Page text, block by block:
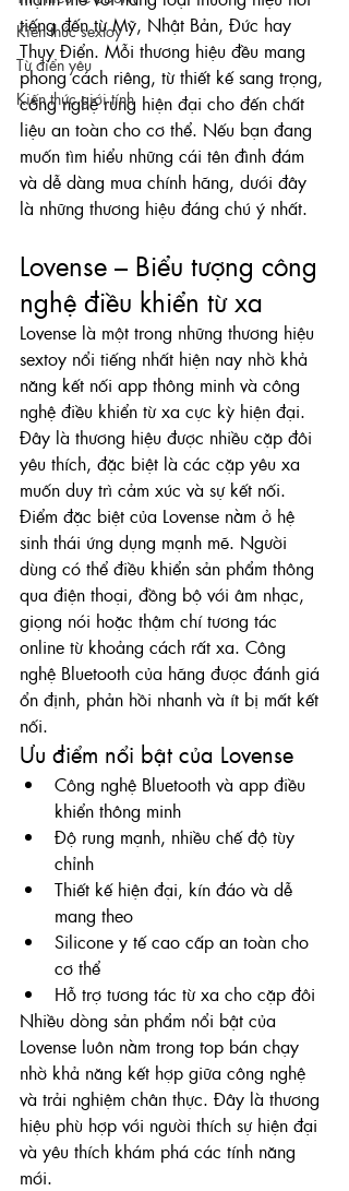
Kiến thức sextoy
Từ điển yêu
Kiến thức giới tính
tiếng đến từ Mỹ, Nhật Bản, Đức hay
Thụy Điển. Mỗi thương hiệu đều mang
phong cách riêng, từ thiết kế sang trọng,
công nghệ rung hiện đại cho đến chất
liệu an toàn cho cơ thể. Nếu bạn đang
muốn tìm hiểu những cái tên đình đám
và dễ dàng mua chính hãng, dưới đây
là những thương hiệu đáng chú ý nhất.
Lovense – Biểu tượng công
nghệ điều khiển từ xa
Lovense là một trong những thương hiệu
sextoy nổi tiếng nhất hiện nay nhờ khả
năng kết nối app thông minh và công
nghệ điều khiển từ xa cực kỳ hiện đại.
Đây là thương hiệu được nhiều cặp đôi
yêu thích, đặc biệt là các cặp yêu xa
muốn duy trì cảm xúc và sự kết nối.
Điểm đặc biệt của Lovense nằm ở hệ
sinh thái ứng dụng mạnh mẽ. Người
dùng có thể điều khiển sản phẩm thông
qua điện thoại, đồng bộ với âm nhạc,
giọng nói hoặc thậm chí tương tác
online từ khoảng cách rất xa. Công
nghệ Bluetooth của hãng được đánh giá
ổn định, phản hồi nhanh và ít bị mất kết
nối.
Ưu điểm nổi bật của Lovense
Công nghệ Bluetooth và app điều
khiển thông minh
Độ rung mạnh, nhiều chế độ tùy
chỉnh
Thiết kế hiện đại, kín đáo và dễ
mang theo
Silicone y tế cao cấp an toàn cho
cơ thể
Hỗ trợ tương tác từ xa cho cặp đôi
Nhiều dòng sản phẩm nổi bật của
Lovense luôn nằm trong top bán chạy
nhờ khả năng kết hợp giữa công nghệ
và trải nghiệm chân thực. Đây là thương
hiệu phù hợp với người thích sự hiện đại
và yêu thích khám phá các tính năng
mới.